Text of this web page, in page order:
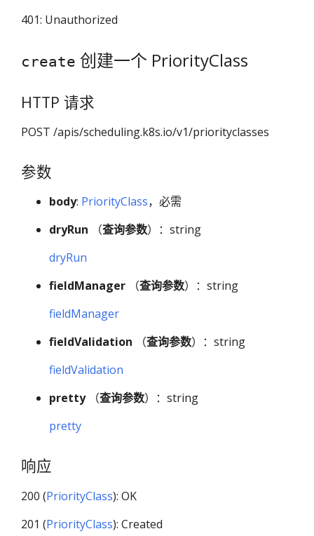
401: Unauthorized
create 创建一个 PriorityClass
HTTP 请求
POST /apis/scheduling.k8s.io/v1/priorityclasses
参数
body: PriorityClass，必需
dryRun （查询参数）：string
dryRun
fieldManager （查询参数）：string
fieldManager
fieldValidation （查询参数）：string
fieldValidation
pretty（查询参数）：string
pretty
响应
200 (PriorityClass): OK
201 (PriorityClass): Created